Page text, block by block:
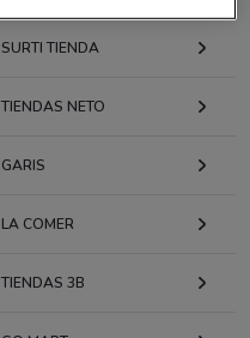
SURTI TIENDA
TIENDAS NETO
GARIS
LA COMER
TIENDAS 3B